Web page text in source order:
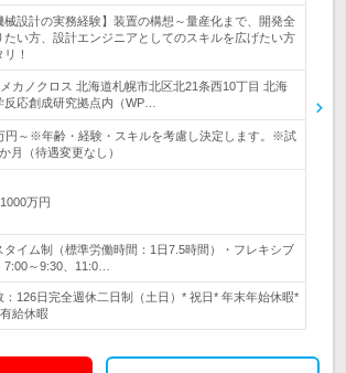
械設計の実務経験】装置の構想～量産化まで、開発全
たい方、設計エンジニアとしてのスキルを広げたい方
！
カノクロス 北海道札幌市北区北21条西10丁目 北海
反応創成研究拠点内（WP…
円～※年齢・経験・スキルを考慮し決定します。※試
月（待遇変更なし）
万円
タイム制（標準労働時間：1日7.5時間）・フレキシブ
7:00～9:30、11:0…
：126日完全週休二日制（土日）* 祝日* 年末年始休暇*
給休暇